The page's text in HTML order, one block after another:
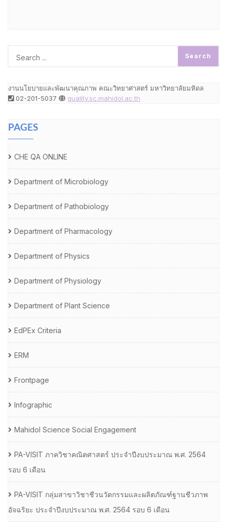
งานนโยบายและพัฒนาคุณภาพ คณะวิทยาศาสตร์ มหาวิทยาลัยมหิดล
02-201-5037
quality.sc.mahidol.ac.th
PAGES
CHE QA ONLINE
Department of Microbiology
Department of Pathobiology
Department of Pharmacology
Department of Physics
Department of Physiology
Department of Plant Science
EdPEx Criteria
ERM
Frontpage
Infographic
Mahidol Science Social Engagement
PA-VISIT ภาควิชาคณิตศาสตร์ ประจำปีงบประมาณ พ.ศ. 2564
รอบ 6 เดือน
PA-VISIT กลุ่มสาขาวิชาชีวนวัตกรรมและผลิตภัณฑ์ฐานชีวภาพ
อัจฉริยะ ประจำปีงบประมาณ พ.ศ. 2564 รอบ 6 เดือน